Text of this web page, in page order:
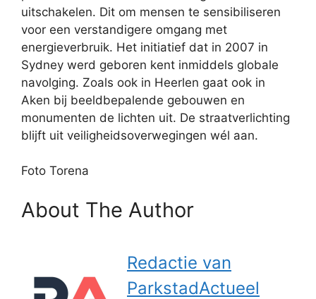
uitschakelen. Dit om mensen te sensibiliseren
voor een verstandigere omgang met
energieverbruik. Het initiatief dat in 2007 in
Sydney werd geboren kent inmiddels globale
navolging. Zoals ook in Heerlen gaat ook in
Aken bij beeldbepalende gebouwen en
monumenten de lichten uit. De straatverlichting
blijft uit veiligheidsoverwegingen wél aan.
Foto Torena
About The Author
Redactie van
ParkstadActueel